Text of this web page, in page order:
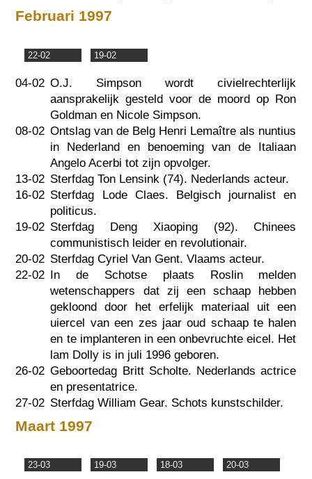
Februari 1997
22-02 19-02
04-02 O.J. Simpson wordt civielrechterlijk
aansprakelijk gesteld voor de moord op Ron
Goldman en Nicole Simpson.
08-02 Ontslag van de Belg Henri Lemaître als nuntius
in Nederland en benoeming van de Italiaan
Angelo Acerbi tot zijn opvolger.
13-02 Sterfdag Ton Lensink (74). Nederlands acteur.
16-02 Sterfdag Lode Claes. Belgisch journalist en
politicus.
19-02 Sterfdag Deng Xiaoping (92). Chinees
communistisch leider en revolutionair.
20-02 Sterfdag Cyriel Van Gent. Vlaams acteur.
22-02 In de Schotse plaats Roslin melden
wetenschappers dat zij een schaap hebben
gekloond door het erfelijk materiaal uit een
uiercel van een zes jaar oud schaap te halen
en te implanteren in een onbevruchte eicel. Het
lam Dolly is in juli 1996 geboren.
26-02 Geboortedag Britt Scholte. Nederlands actrice
en presentatrice.
27-02 Sterfdag William Gear. Schots kunstschilder.
Maart 1997
23-03 19-03 18-03 20-03